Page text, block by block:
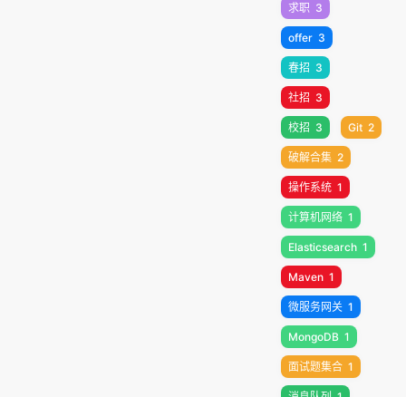
求职 3
offer 3
春招 3
社招 3
校招 3 Git 2
破解合集 2
操作系统 1
计算机网络 1
Elasticsearch 1
Maven 1
微服务网关 1
MongoDB 1
面试题集合 1